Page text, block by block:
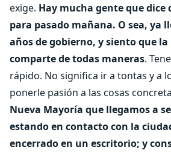
exige. Hay mucha gente que dice
para pasado mañana. O sea, ya
años de gobierno, y siento que
comparte de todas maneras.
rápido. No significa ir a tontas y a
ponerle pasión a las cosas
Nueva Mayoría que llegamos a
estando en contacto con la
encerrado en un escritorio; y